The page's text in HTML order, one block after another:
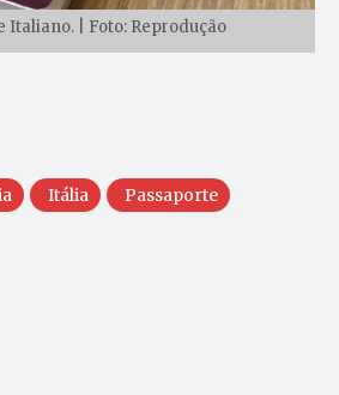
Italiano. | Foto: Reprodução
Itália Passaporte